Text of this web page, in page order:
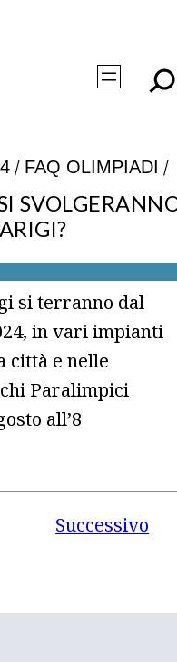
/ FAQ OLIMPIADI /
si terranno dal
in vari impianti
e nelle
Paralimpici
all’8
Successivo